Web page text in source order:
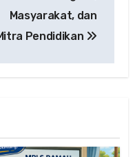
Masyarakat, dan
Pendidikan